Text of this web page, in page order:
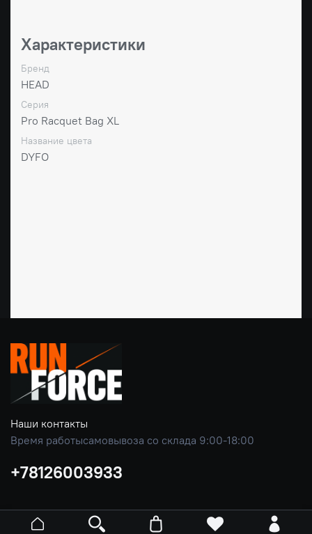
Характеристики
Бренд
HEAD
Серия
Pro Racquet Bag XL
Название цвета
DYFO
Наши контакты
Время работысамовывоза со склада 9:00-18:00
+78126003933